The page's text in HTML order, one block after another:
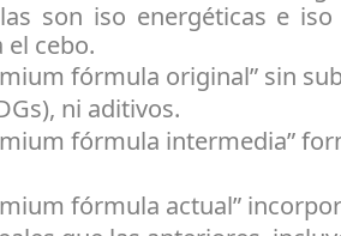
son iso energéticas e
el cebo.
fórmula original” sin
ni aditivos.
fórmula intermedia”
fórmula actual”